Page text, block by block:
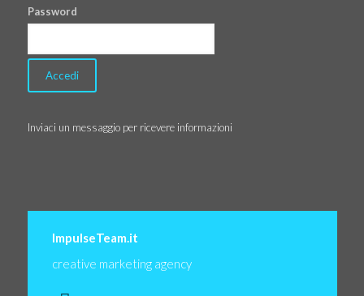
Password
Inviaci un messaggio per ricevere informazioni
ImpulseTeam.it
creative marketing agency